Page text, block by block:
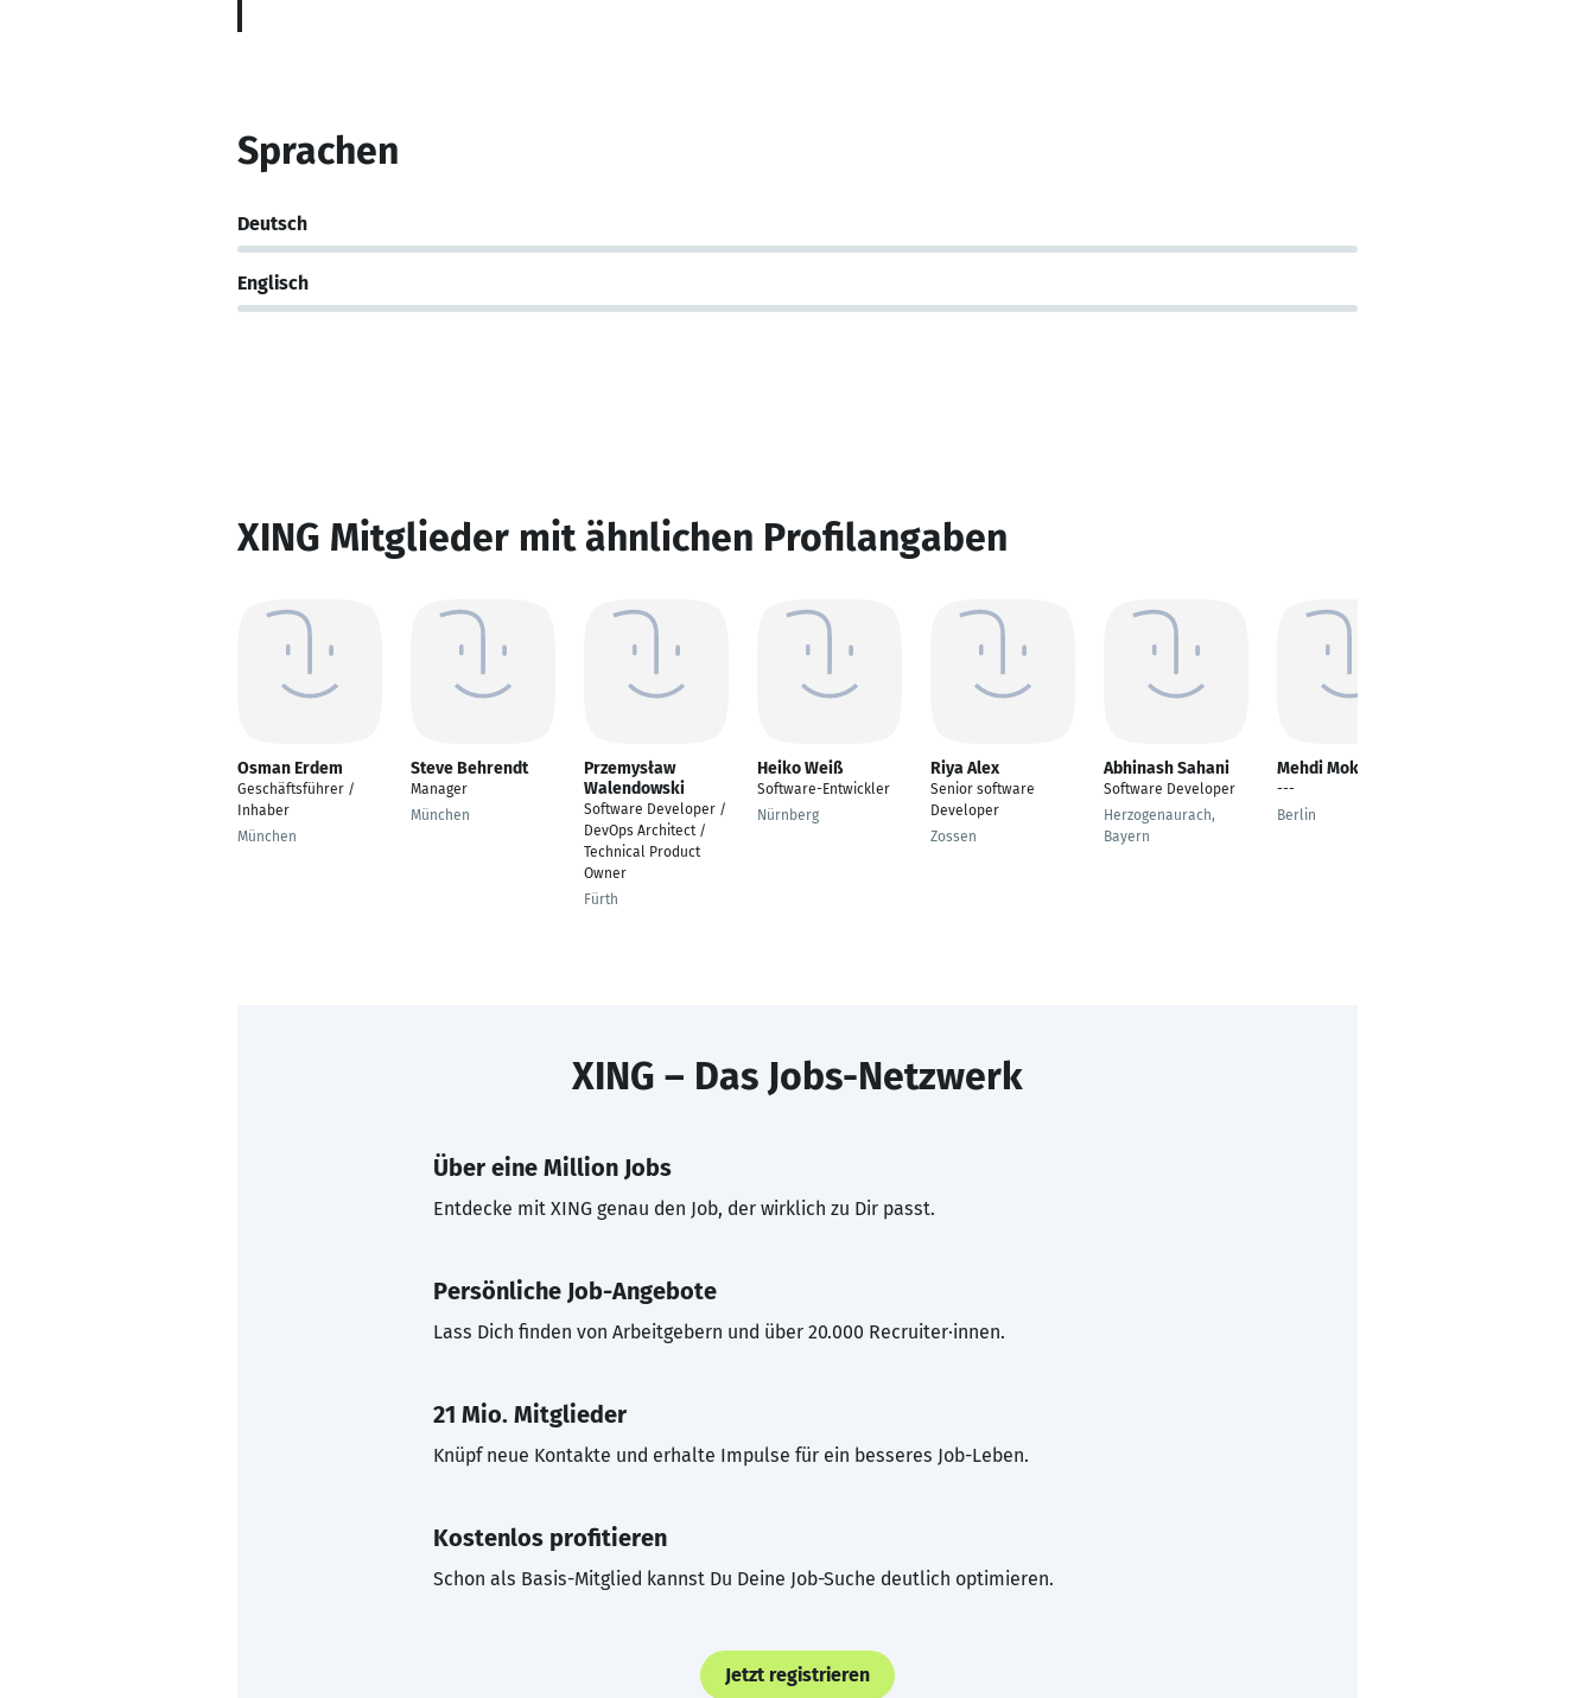
Sprachen
Deutsch
Englisch
XING Mitglieder mit ähnlichen Profilangaben
Osman Erdem
Geschäftsführer /
Inhaber
München
Steve Behrendt
Manager
München
Przemysław
Walendowski
Software Developer /
DevOps Architect /
Technical Product
Owner
Fürth
Heiko Weiß
Software-Entwickler
Nürnberg
Riya Alex
Senior software
Developer
Zossen
Abhinash Sahani
Software Developer
Herzogenaurach,
Bayern
Mehdi Mokhtari
---
Berlin
XING – Das Jobs-Netzwerk
Über eine Million Jobs
Entdecke mit XING genau den Job, der wirklich zu Dir passt.
Persönliche Job-Angebote
Lass Dich finden von Arbeitgebern und über 20.000 Recruiter·innen.
21 Mio. Mitglieder
Knüpf neue Kontakte und erhalte Impulse für ein besseres Job-Leben.
Kostenlos profitieren
Schon als Basis-Mitglied kannst Du Deine Job-Suche deutlich optimieren.
Jetzt registrieren